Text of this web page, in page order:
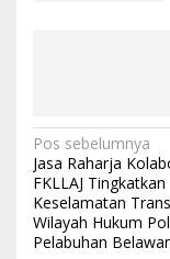
N
a
v
i
Pos sebelumnya
Jasa Raharja
FKLLAJ Tingkatkan
Keselamatan
Wilayah Hukum
Pelabuhan